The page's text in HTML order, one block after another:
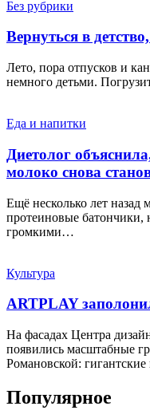
Без рубрики
Вернуться в
Лето, пора отпусков и
немного детьми.
Еда и напитки
Диетолог
молоко снова
Ещё несколько лет назад
протеиновые
громкими…
Культура
ARTPLAY
На фасадах Центра
появились масштабные
Романовской:
Популярное